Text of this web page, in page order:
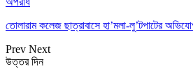
তোলারাম কলেজ ছাত্রাবাসে হা’মলা-লু’টপাটের
Prev Next
উত্তর দিন